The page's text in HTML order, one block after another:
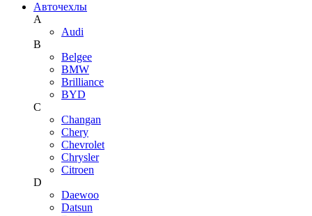
Авточехлы
A
Audi
B
Belgee
BMW
Brilliance
BYD
C
Changan
Chery
Chevrolet
Chrysler
Citroen
D
Daewoo
Datsun